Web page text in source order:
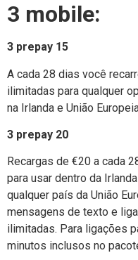
3 mobile:
3 prepay 15
A cada 28 dias você
ilimitadas para qualquer
na Irlanda e União
3 prepay 20
Recargas de €20 a cada
para usar dentro da
qualquer país da União
mensagens de texto e
ilimitadas. Para ligações
minutos inclusos no